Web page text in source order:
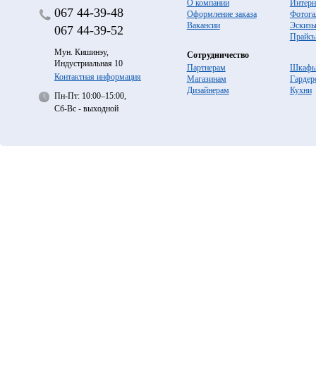
067 44-39-48
067 44-39-52
Мун. Кишинэу,
Индустриальная 10
Контактная информация
Пн-Пт: 10:00–15:00,
Сб-Вс - выходной
О компании
Оформление заказа
Вакансии
Эскизы
Сотрудничество
Партнерам
Магазинам
Дизайнерам
Кухни